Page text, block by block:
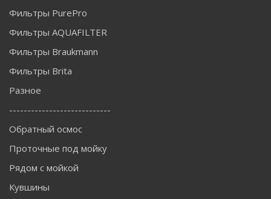
Фильтры PurePro
Фильтры AQUAFILTER
Фильтры Braukmann
Фильтры Brita
Разное
----------------------------
Обратный осмос
Проточные под мойку
Рядом с мойкой
Кувшины